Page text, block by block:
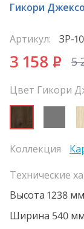
Гикори
Артикул: ЗР-
3 158 P 5
Цвет Гикори
Коллекция
Технические
Высота 1238 мм
Ширина 540 мм